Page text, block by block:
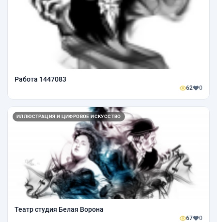
Работа 1447083
62 0
ИЛЛЮСТРАЦИЯ И ЦИФРОВОЕ ИСКУССТВО
Театр студия Белая Ворона
67 0